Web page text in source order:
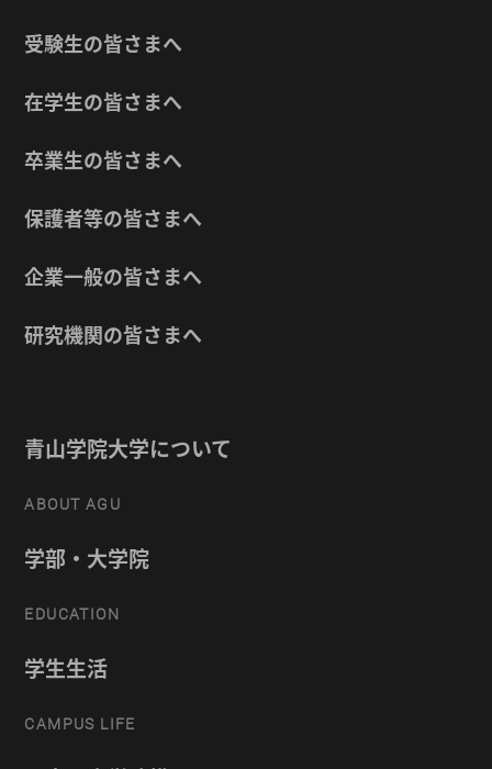
受験生の皆さまへ
在学生の皆さまへ
卒業生の皆さまへ
保護者等の皆さまへ
企業一般の皆さまへ
研究機関の皆さまへ
青山学院大学について
ABOUT AGU
学部・大学院
EDUCATION
学生生活
CAMPUS LIFE